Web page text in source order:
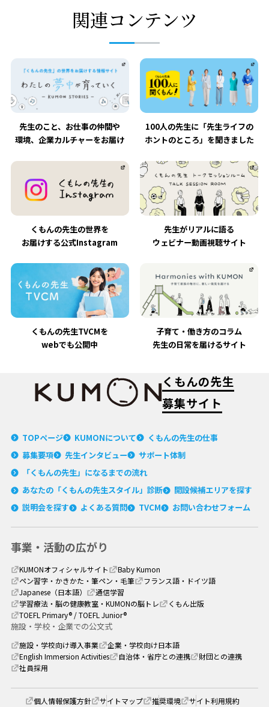
関連コンテンツ
先生のこと、お仕事の仲間や
環境、企業カルチャーをお届け
100人の先生に「先生ライフの
ホントのところ」を聞きました
くもんの先生の世界を
お届けする公式Instagram
先生がリアルに語る
ウェビナー動画視聴サイト
くもんの先生TVCMを
webでも公開中
子育て・働き方のコラム
先生の日常を届けるサイト
くもんの先生
募集サイト
TOPページ KUMONについて
くもんの先生の仕事
募集要項
先生インタビュー
サポート体制
「くもんの先生」になるまでの流れ
あなたの「くもんの先生スタイル」診断
開設候補エリアを探す
説明会を探す
よくある質問 TVCM お問い合わせフォーム
事業・活動の広がり
KUMONオフィシャルサイト
Baby Kumon
ペン習字・かきかた・筆ペン・毛筆
フランス語・ドイツ語
Japanese（日本語）
通信学習
学習療法・脳の健康教室・KUMONの脳トレ
くもん出版
TOEFL Primary® / TOEFL Junior®
施設・学校・企業での公文式
施設・学校向け導入事業
企業・学校向け日本語
English Immersion Activities
自治体・省庁との連携
財団との連携
社員採用
個人情報保護方針 サイトマップ 推奨環境
サイト利用規約